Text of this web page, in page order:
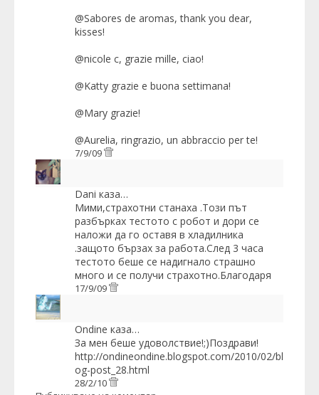
@Sabores de aromas, thank you dear,
kisses!
@nicole c, grazie mille, ciao!
@Katty grazie e buona settimana!
@Mary grazie!
@Aurelia, ringrazio, un abbraccio per te!
7/9/09
Dani каза…
Мими,страхотни станаха .Този път
разбърках тестото с робот и дори се
наложи да го оставя в хладилника
.защото бързах за работа.След 3 часа
тестото беше се надигнало страшно
много и се получи страхотно.Благодаря
17/9/09
Ondine каза…
За мен беше удоволствие!;)Поздрави!
http://ondineondine.blogspot.com/2010/02/bl
og-post_28.html
28/2/10